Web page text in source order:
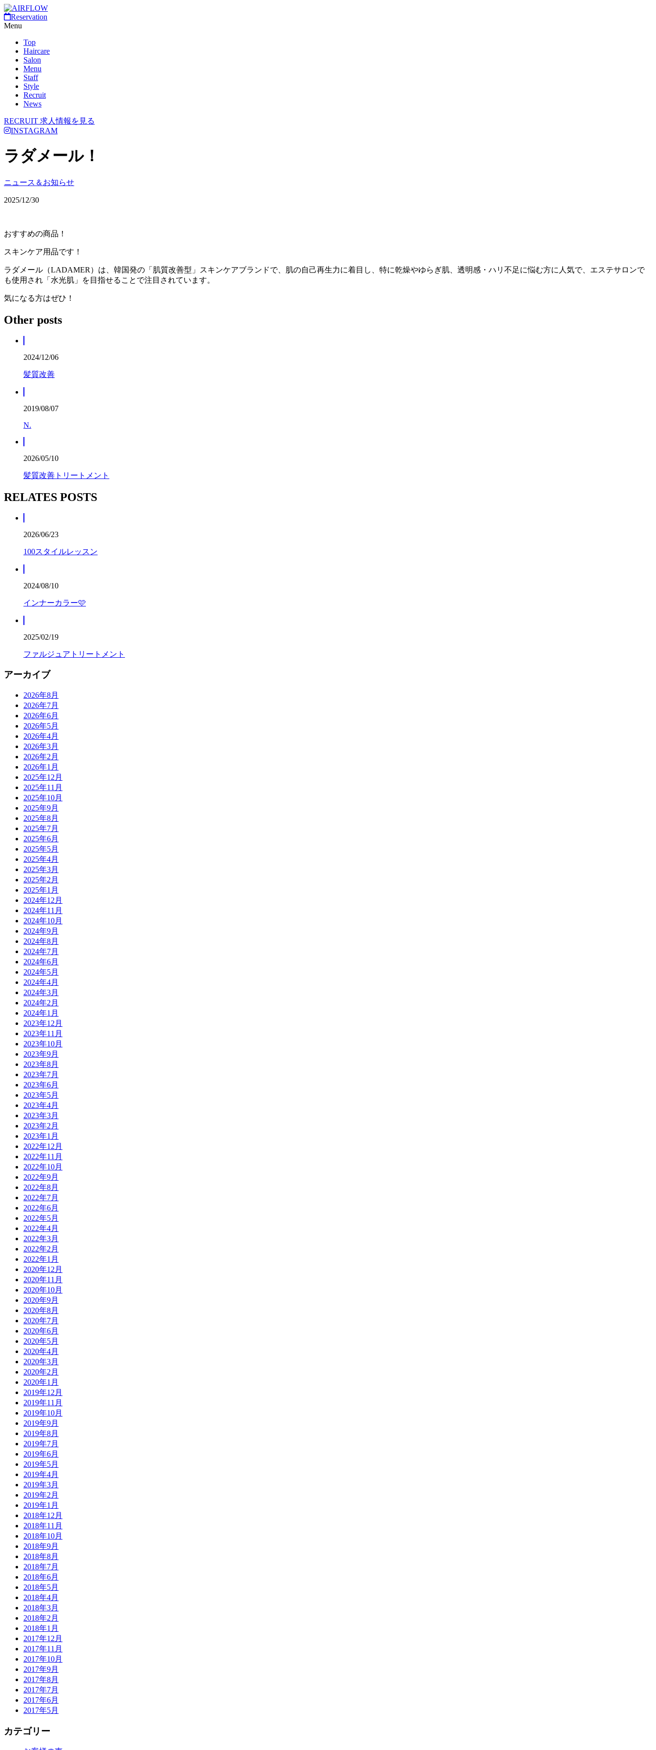
Reservation
Menu
Top
Haircare
Salon
Menu
Staff
Style
Recruit
News
RECRUIT 求人情報を見る
INSTAGRAM
ラダメール！
ニュース＆お知らせ
2025/12/30
おすすめの商品！
スキンケア用品です！
ラダメール（LADAMER）は、韓国発の「肌質改善型」スキンケアブランドで、肌の自己再生力に着目し、特に乾燥やゆらぎ肌、透明感・ハリ不足に悩む方に人気で、エステサロンで
も使用され「水光肌」を目指せることで注目されています。
気になる方はぜひ！
Other posts
2024/12/06
髪質改善
2019/08/07
N.
2026/05/10
髪質改善トリートメント
RELATES POSTS
2026/06/23
100スタイルレッスン
2024/08/10
インナーカラー🩷
2025/02/19
ファルジュアトリートメント
アーカイブ
2026年8月
2026年7月
2026年6月
2026年5月
2026年4月
2026年3月
2026年2月
2026年1月
2025年12月
2025年11月
2025年10月
2025年9月
2025年8月
2025年7月
2025年6月
2025年5月
2025年4月
2025年3月
2025年2月
2025年1月
2024年12月
2024年11月
2024年10月
2024年9月
2024年8月
2024年7月
2024年6月
2024年5月
2024年4月
2024年3月
2024年2月
2024年1月
2023年12月
2023年11月
2023年10月
2023年9月
2023年8月
2023年7月
2023年6月
2023年5月
2023年4月
2023年3月
2023年2月
2023年1月
2022年12月
2022年11月
2022年10月
2022年9月
2022年8月
2022年7月
2022年6月
2022年5月
2022年4月
2022年3月
2022年2月
2022年1月
2020年12月
2020年11月
2020年10月
2020年9月
2020年8月
2020年7月
2020年6月
2020年5月
2020年4月
2020年3月
2020年2月
2020年1月
2019年12月
2019年11月
2019年10月
2019年9月
2019年8月
2019年7月
2019年6月
2019年5月
2019年4月
2019年3月
2019年2月
2019年1月
2018年12月
2018年11月
2018年10月
2018年9月
2018年8月
2018年7月
2018年6月
2018年5月
2018年4月
2018年3月
2018年2月
2018年1月
2017年12月
2017年11月
2017年10月
2017年9月
2017年8月
2017年7月
2017年6月
2017年5月
カテゴリー